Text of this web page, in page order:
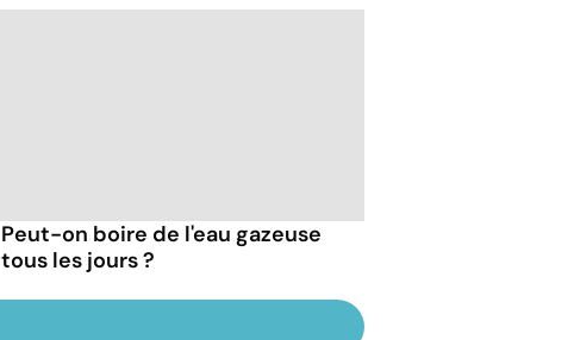
Peut-on boire de l'eau gazeuse
tous les jours ?